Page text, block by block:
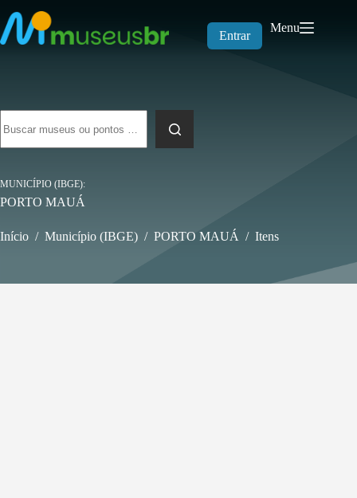
para
o
conteúdo
Entrar
Menu
resultados
MUNICÍPIO (IBGE)
PORTO MAUÁ
Início / Município (IBGE) / PORTO MAUÁ / Itens